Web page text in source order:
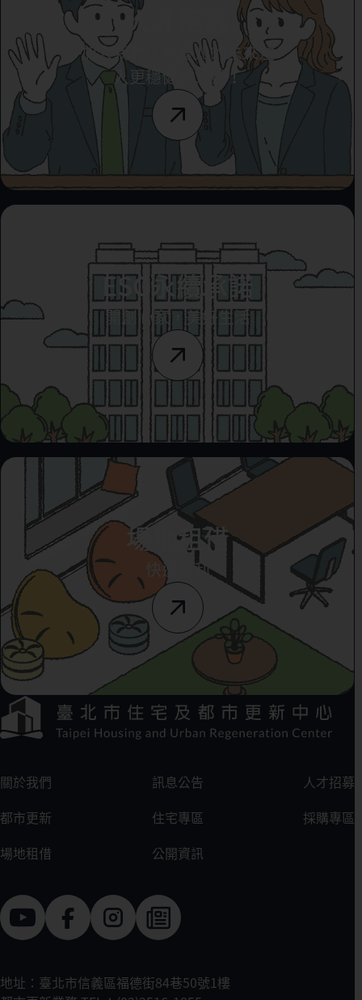
人才招募
加入我們，為臺北的未來注
入更穩健的力量！
ESG永續承諾
開創心家，美好生活
場地租借
快速便利
方選單連結區
:::
關於我們 訊息公告
人才招募
都市更新
住宅專區
採購專區
場地租借
公開資訊
地址：臺北市信義區福德街84巷50號1樓